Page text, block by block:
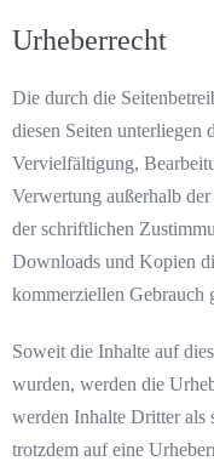
Urheberrecht
Die durch die
diesen Seiten unterliegen
Vervielfältigung,
Verwertung außerhalb
der schriftlichen
Downloads und Kopien
kommerziellen Gebrauch
Soweit die Inhalte auf
wurden, werden die
werden Inhalte Dritter als
trotzdem auf eine